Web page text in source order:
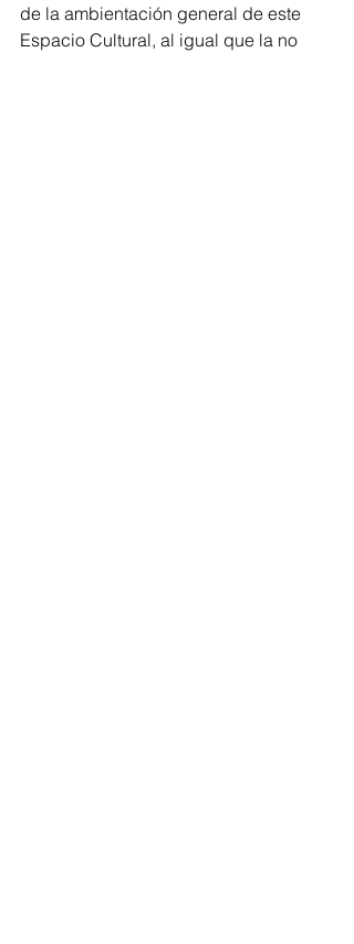
de la ambientación general de este
Espacio Cultural, al igual que la no